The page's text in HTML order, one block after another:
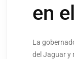
en
La
del Jaguar y